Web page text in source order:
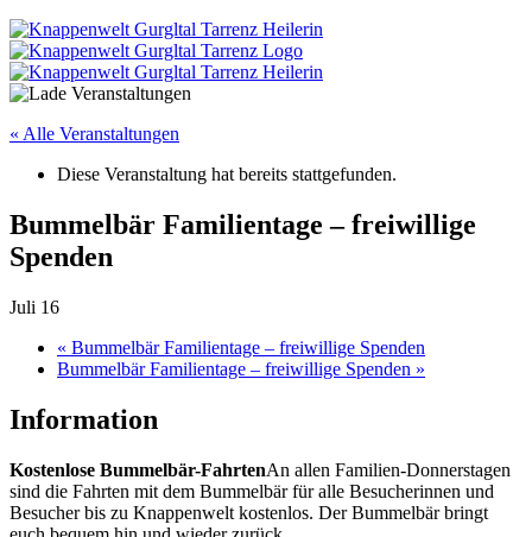
« Alle Veranstaltungen
Diese Veranstaltung hat bereits stattgefunden.
Bummelbär Familientage – freiwillige
Spenden
Juli 16
« Bummelbär Familientage – freiwillige Spenden
Bummelbär Familientage – freiwillige Spenden »
Information
Kostenlose Bummelbär-FahrtenAn allen Familien-Donnerstagen
sind die Fahrten mit dem Bummelbär für alle Besucherinnen und
Besucher bis zu Knappenwelt kostenlos. Der Bummelbär bringt